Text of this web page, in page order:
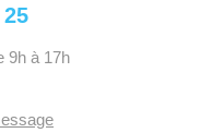
9h à 17h